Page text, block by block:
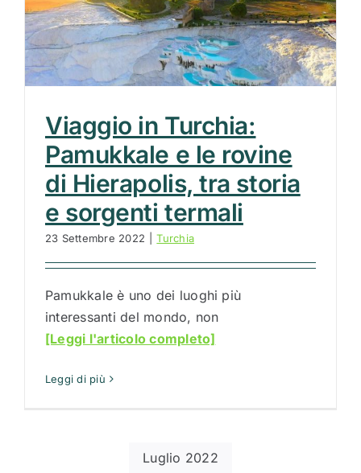
Viaggio in Turchia:
Pamukkale e le rovine
di Hierapolis, tra storia
e sorgenti termali
23 Settembre 2022 Turchia
Pamukkale è uno dei luoghi più
interessanti del mondo, non
[Leggi l'articolo completo]
Leggi di più
Luglio 2022